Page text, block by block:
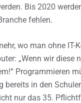
Bis 2020
fehlen.
wo man ohne
„Wenn wir
Programmieren
bereits in den
nur das 35.